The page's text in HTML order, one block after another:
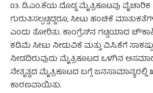
03. ಡಿ.ಎಂ.ಕೆಯ ದೊಡ್ಡ ಮೈತ್ರಿಕೂಟವು
ಗುರುತಿಸಲ್ಪಟ್ಟಿದ್ದರೂ, ಸೀಟು ಹಂಚಿಕೆ
ಎಂದು ತೋರಿತು. ಕಾಂಗ್ರೆಸ್‌ನ ಗಟ್ಟಿಯಾದ
ಕಡಿಮೆ ಸೀಟು ನೀಡುವಿಕೆ ಮತ್ತು ವಿ.ಸಿ.ಕೆಗೆ
ನೀಡದಿರುವುದು ಮೈತ್ರಿಕೂಟದ ಒಳಗಿನ
ನೇತೃತ್ವದ ಮೈತ್ರಿಕೂಟದ ಬಗ್ಗೆ
ಕಾರಣವಾಯಿತು.